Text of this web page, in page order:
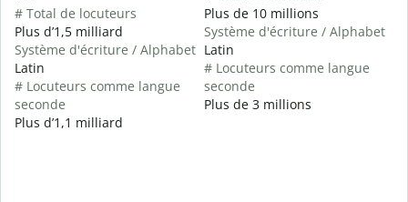
# Total de locuteurs
Plus d’1,5 milliard
Système d'écriture / Alphabet
Latin
# Locuteurs comme langue
seconde
Plus d’1,1 milliard
Plus de 10 millions
Système d'écriture / Alphabet
Latin
# Locuteurs comme langue
seconde
Plus de 3 millions